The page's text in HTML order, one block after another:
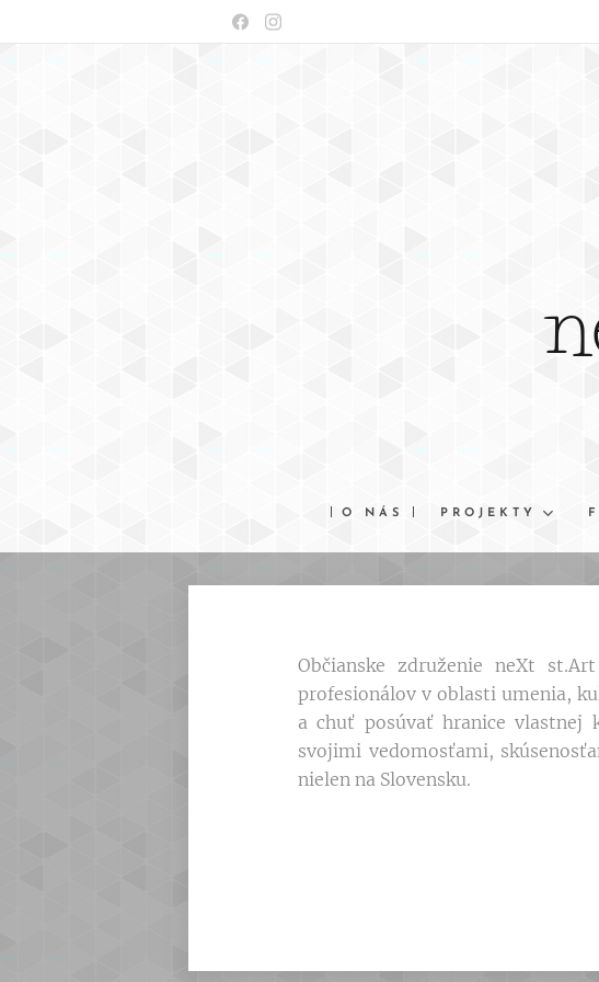
O NÁS PROJEKTY
Občianske združenie neXt
profesionálov v oblasti umenia,
a chuť posúvať hranice vlastnej
svojimi vedomosťami,
nielen na Slovensku.